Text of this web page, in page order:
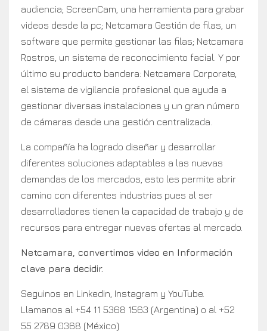
audiencia; ScreenCam, una herramienta para grabar
videos desde la pc; Netcamara Gestión de filas, un
software que permite gestionar las filas; Netcamara
Rostros, un sistema de reconocimiento facial. Y por
último su producto bandera: Netcamara Corporate,
el sistema de vigilancia profesional que ayuda a
gestionar diversas instalaciones y un gran número
de cámaras desde una gestión centralizada.
La compañía ha logrado diseñar y desarrollar
diferentes soluciones adaptables a las nuevas
demandas de los mercados, esto les permite abrir
camino con diferentes industrias pues al ser
desarrolladores tienen la capacidad de trabajo y de
recursos para entregar nuevas ofertas al mercado.
Netcamara, convertimos video en Información
clave para decidir.
Seguinos en Linkedin, Instagram y YouTube.
Llamanos al +54 11 5368 1563 (Argentina) o al +52
55 2789 0368 (México)